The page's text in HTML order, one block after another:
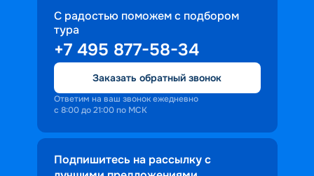
С радостью поможем с подбором
тура
+7 495 877-58-34
Заказать обратный звонок
Ответим на ваш звонок ежедневно
с 8:00 до 21:00 по МСК
Подпишитесь на рассылку с